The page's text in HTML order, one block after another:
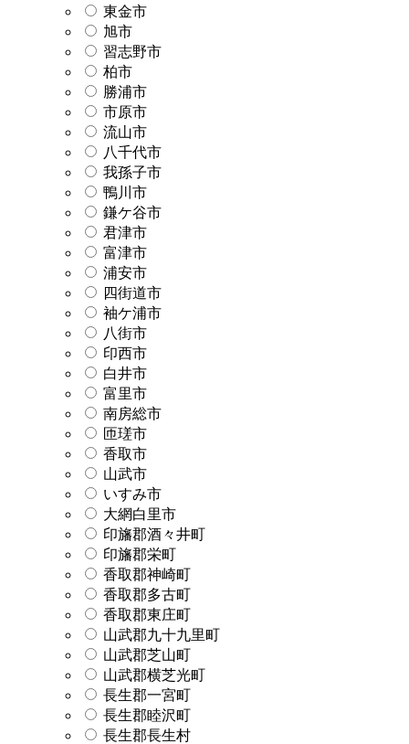
東金市
旭市
習志野市
柏市
勝浦市
市原市
流山市
八千代市
我孫子市
鴨川市
鎌ケ谷市
君津市
富津市
浦安市
四街道市
袖ケ浦市
八街市
印西市
白井市
富里市
南房総市
匝瑳市
香取市
山武市
いすみ市
大網白里市
印旛郡酒々井町
印旛郡栄町
香取郡神崎町
香取郡多古町
香取郡東庄町
山武郡九十九里町
山武郡芝山町
山武郡横芝光町
長生郡一宮町
長生郡睦沢町
長生郡長生村